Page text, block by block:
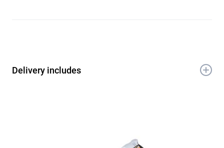
Delivery includes